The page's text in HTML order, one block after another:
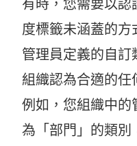
有時，您需要以
度標籤未涵蓋的方
管理員定義的自訂
組織認為合適的任
例如，您組織中的
為「部門」的類別